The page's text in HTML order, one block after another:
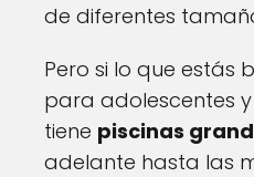
de diferentes
Pero si lo que estás
para adolescentes
tiene piscinas
adelante hasta las